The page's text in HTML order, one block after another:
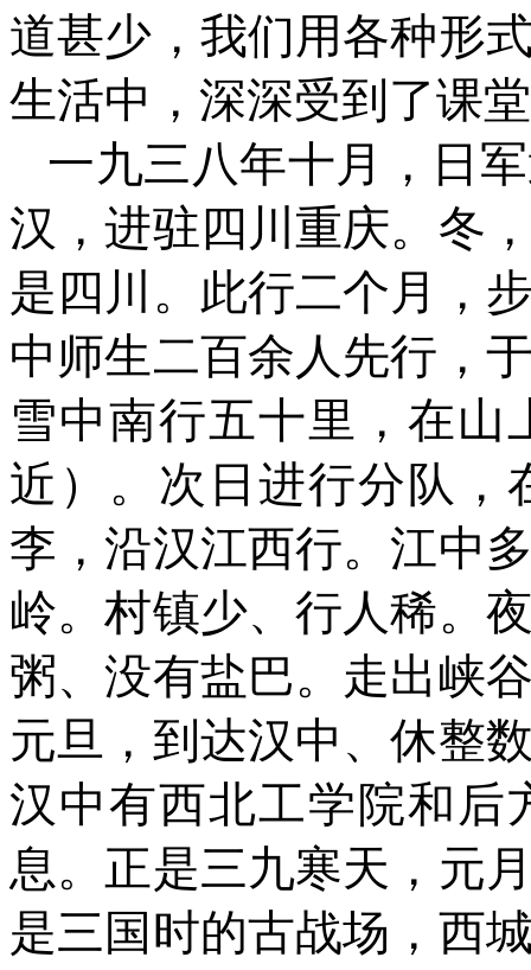
道甚少，我们用各种形
生活中，深深受到了课
一九三八年十月，日
汉，进驻四川重庆。冬
是四川。此行二个月，
中师生二百余人先行，
雪中南行五十里，在山
近）。次日进行分队，
李，沿汉江西行。江中
岭。村镇少、行人稀。
粥、没有盐巴。走出峡
元旦，到达汉中、休整
汉中有西北工学院和后
息。正是三九寒天，元
是三国时的古战场，西